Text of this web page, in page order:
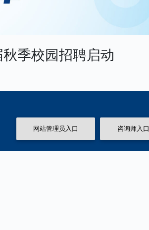
季校园招聘启动
网站管理员入口 咨询师入口